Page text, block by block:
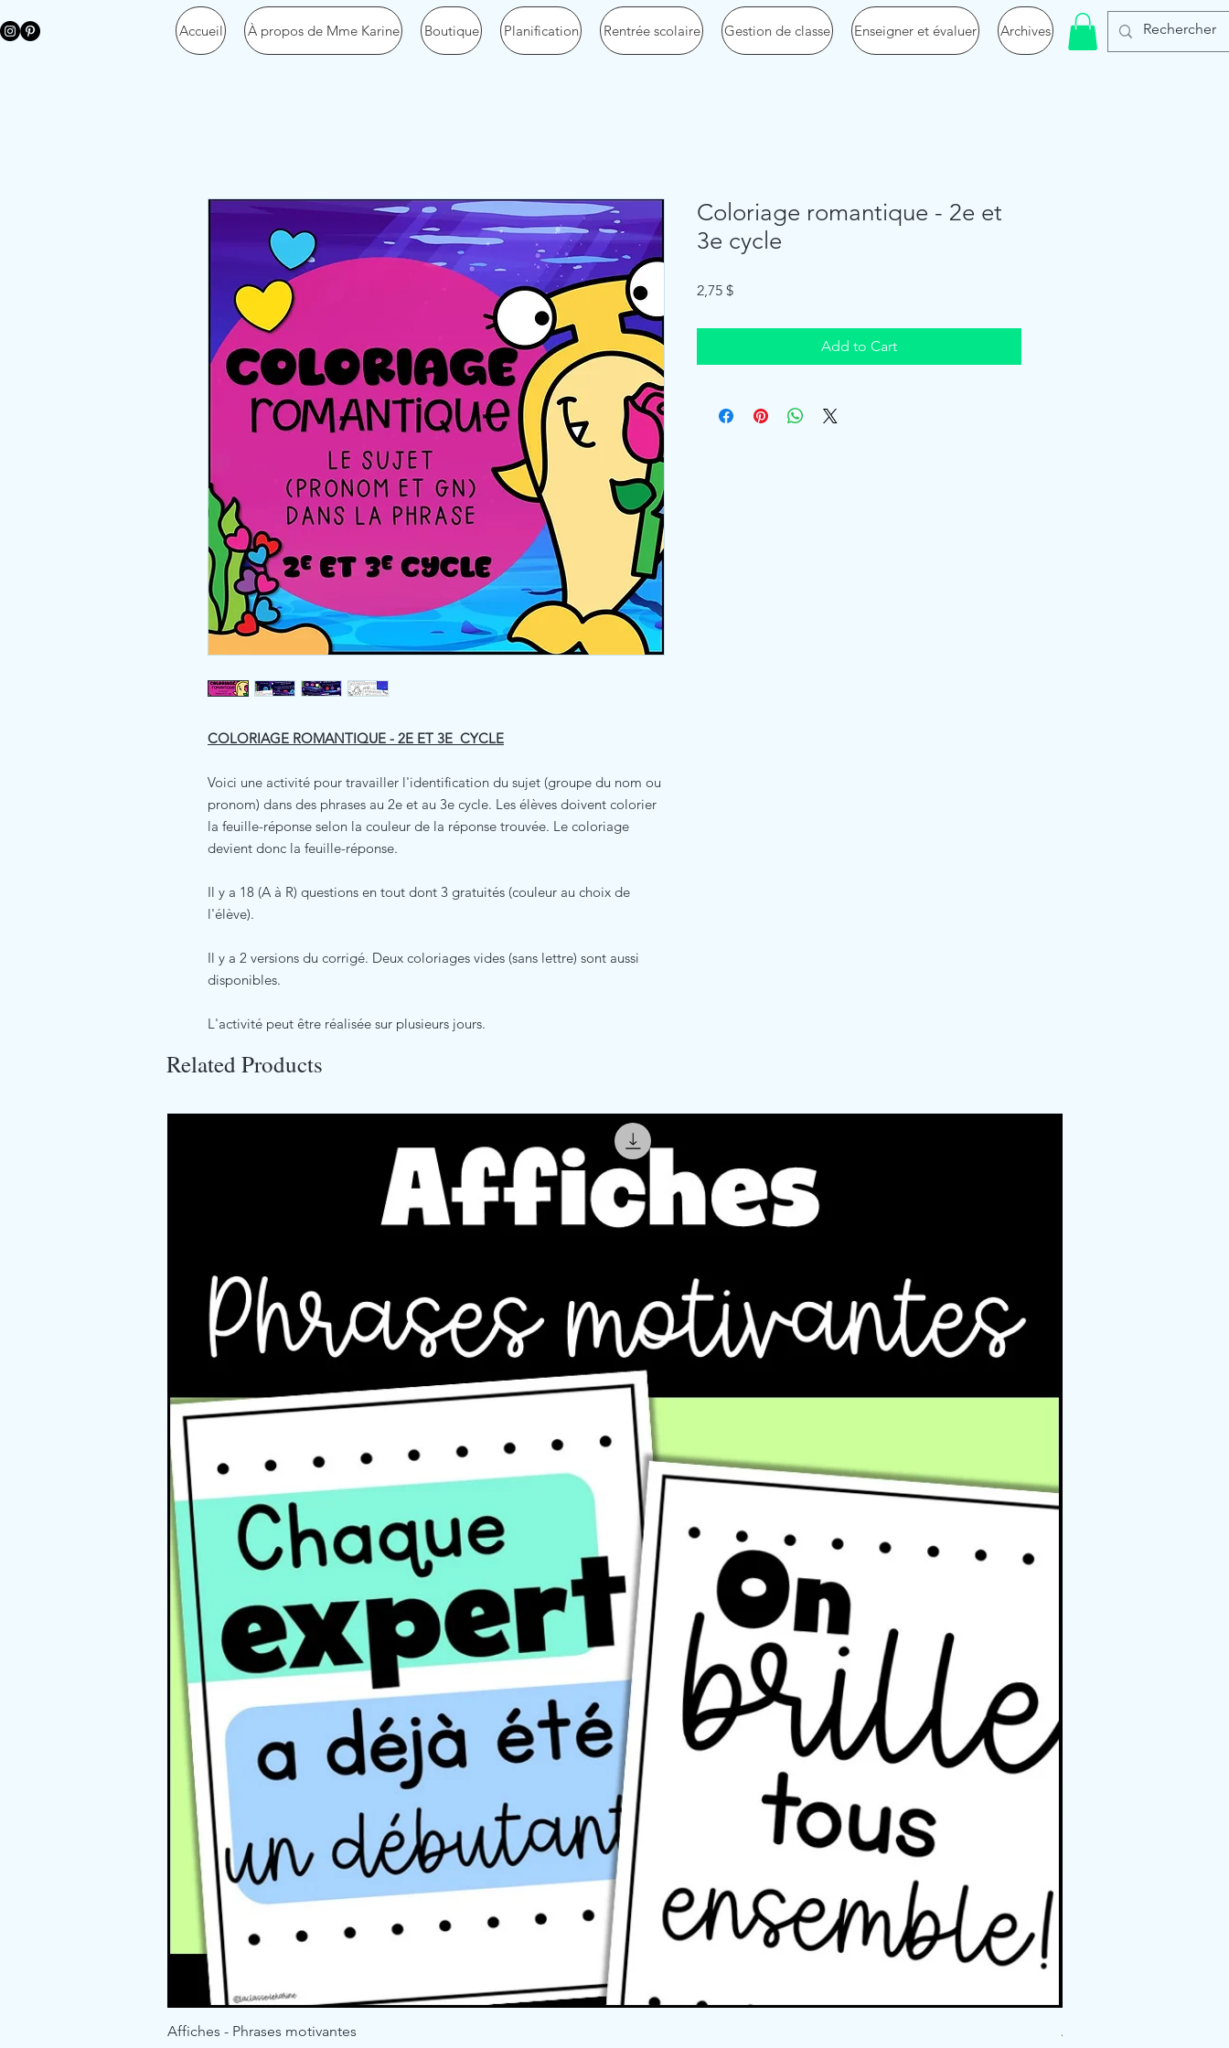
Accueil À propos de Mme Karine Boutique Planification Rentrée scolaire Gestion de classe Enseigner et évaluer Archives
COLORIAGE ROMANTIQUE - 2E ET 3E CYCLE
Voici une activité pour travailler l'identification du sujet (groupe du nom ou
pronom) dans des phrases au 2e et au 3e cycle. Les élèves doivent colorier
la feuille-réponse selon la couleur de la réponse trouvée. Le coloriage
devient donc la feuille-réponse.
Il y a 18 (A à R) questions en tout dont 3 gratuités (couleur au choix de
l'élève).
Il y a 2 versions du corrigé. Deux coloriages vides (sans lettre) sont aussi
disponibles.
L'activité peut être réalisée sur plusieurs jours.
Coloriage romantique - 2e et
3e cycle
2,75 $Price
Add to Cart
Related Products
Affiches - Phrases motivantes
Affichage - Règles du